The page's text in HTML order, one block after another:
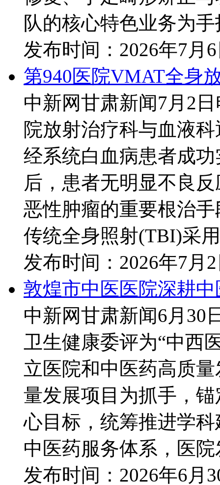
队的核心特色业务为手
发布时间： 2026年7月
第940医院VMAT全身
中新网甘肃新闻7月2
院放射治疗科与血液
经系统白血病患者成
后，患者无明显不良
恶性肿瘤的重要根治
传统全身照射(TBI)采
发布时间： 2026年7月
敦煌市中医医院深耕
中新网甘肃新闻6月30
卫生健康委评为“中西
立医院和中医药高质
量发展项目为抓手，
心目标，统筹推进学
中医药服务体系，医
发布时间： 2026年6月